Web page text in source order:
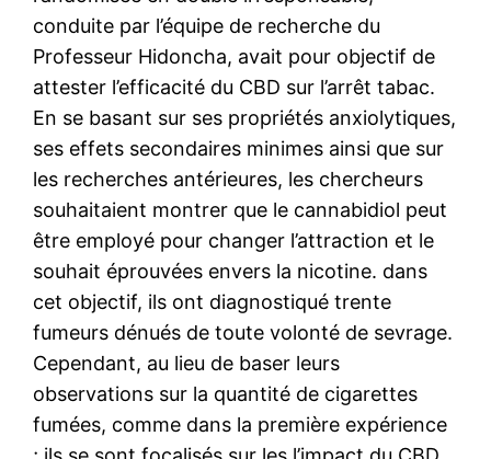
conduite par l’équipe de recherche du
Professeur Hidoncha, avait pour objectif de
attester l’efficacité du CBD sur l’arrêt tabac.
En se basant sur ses propriétés anxiolytiques,
ses effets secondaires minimes ainsi que sur
les recherches antérieures, les chercheurs
souhaitaient montrer que le cannabidiol peut
être employé pour changer l’attraction et le
souhait éprouvées envers la nicotine. dans
cet objectif, ils ont diagnostiqué trente
fumeurs dénués de toute volonté de sevrage.
Cependant, au lieu de baser leurs
observations sur la quantité de cigarettes
fumées, comme dans la première expérience